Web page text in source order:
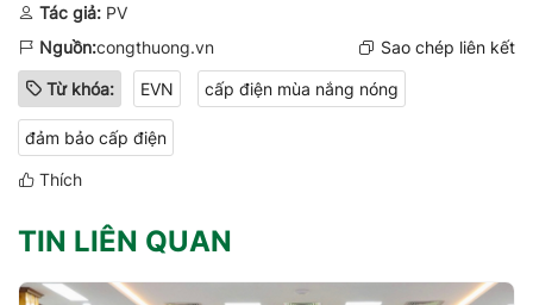
Tác giả: PV
Nguồn:congthuong.vn Sao chép liên kết
Từ khóa: EVN cấp điện mùa nắng nóng
đảm bảo cấp điện
Thích
TIN LIÊN QUAN